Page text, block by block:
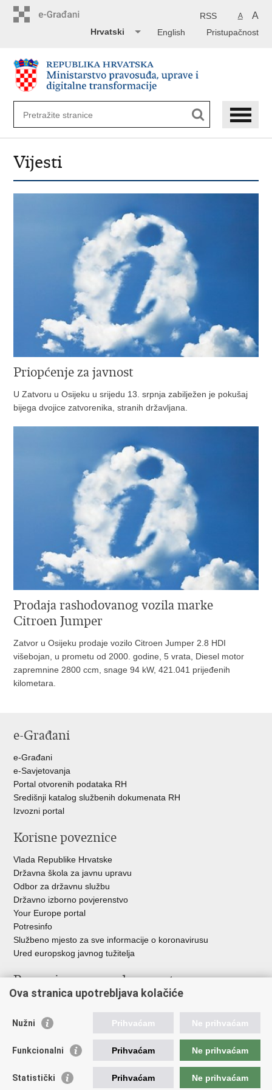
A A
RSS
Pristupačnost
English
Hrvatski
Vijesti
Priopćenje za javnost
U Zatvoru u Osijeku u srijedu 13. srpnja zabilježen je pokušaj
bijega dvojice zatvorenika, stranih državljana.
Prodaja rashodovanog vozila marke
Citroen Jumper
Zatvor u Osijeku prodaje vozilo Citroen Jumper 2.8 HDI
višebojan, u prometu od 2000. godine, 5 vrata, Diesel motor
zapremnine 2800 ccm, snage 94 kW, 421.041 prijeđenih
kilometara.
e-Građani
e-Građani
e-Savjetovanja
Portal otvorenih podataka RH
Središnji katalog službenih dokumenata RH
Izvozni portal
Korisne poveznice
Vlada Republike Hrvatske
Državna škola za javnu upravu
Odbor za državnu službu
Državno izborno povjerenstvo
Your Europe portal
Potresinfo
Službeno mjesto za sve informacije o koronavirusu
Ured europskog javnog tužitelja
Poveznice pravosudnog sustava
Državno odvjetništvo
Ured za suzbijanje korupcije i organiziranog kriminaliteta
Državnoodvjetničko vijeće
Hrvatska odvjetnička komora
Ova stranica upotrebljava kolačiće
Nužni Prihvaćam Ne prihvaćam
Funkcionalni Prihvaćam Ne prihvaćam
Statistički Prihvaćam Ne prihvaćam